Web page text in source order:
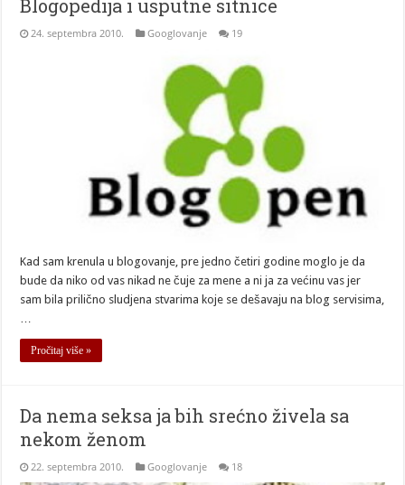
Blogopedija i usputne sitnice
24. septembra 2010. Googlovanje 19
Kad sam krenula u blogovanje, pre jedno četiri godine moglo je da
bude da niko od vas nikad ne čuje za mene a ni ja za većinu vas jer
sam bila prilično sludjena stvarima koje se dešavaju na blog servisima,
…
Pročitaj više »
Da nema seksa ja bih srećno živela sa
nekom ženom
22. septembra 2010. Googlovanje 18